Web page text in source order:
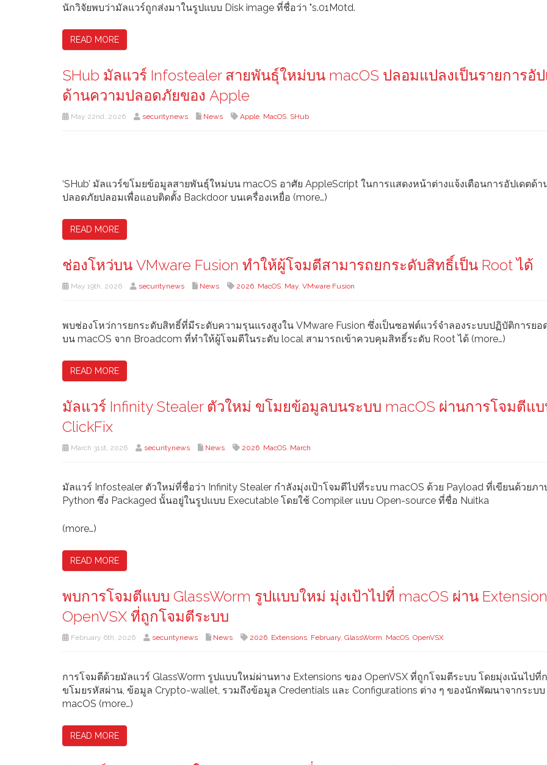
นักวิจัยพบว่ามัลแวร์ถูกส่งมาในรูปแบบ Disk image ที่ชื่อว่า "s.01M0td.
READ MORE
SHub มัลแวร์ Infostealer สายพันธุ์ใหม่บน macOS ปลอมแปลงเป็นรายการอัป
ด้านความปลอดภัยของ Apple
May 22nd, 2026 securitynews News Apple, MacOS, SHub
‘SHub’ มัลแวร์ขโมยข้อมูลสายพันธุ์ใหม่บน macOS อาศัย AppleScript ในการแสดงหน้าต่างแจ้งเตือนการอัปเดตด้า
ปลอดภัยปลอมเพื่อแอบติดตั้ง Backdoor บนเครื่องเหยื่อ (more…)
READ MORE
ช่องโหว่บน VMware Fusion ทำให้ผู้โจมตีสามารถยกระดับสิทธิ์เป็น Root ได้
May 19th, 2026 securitynews News 2026, MacOS, May, VMware Fusion
พบช่องโหว่การยกระดับสิทธิ์ที่มีระดับความรุนแรงสูงใน VMware Fusion ซึ่งเป็นซอฟต์แวร์จำลองระบบปฏิบัติการยอ
บน macOS จาก Broadcom ที่ทำให้ผู้โจมตีในระดับ local สามารถเข้าควบคุมสิทธิ์ระดับ Root ได้ (more…)
READ MORE
มัลแวร์ Infinity Stealer ตัวใหม่ ขโมยข้อมูลบนระบบ macOS ผ่านการโจมตีแ
ClickFix
March 31st, 2026 securitynews News 2026, MacOS, March
มัลแวร์ Infostealer ตัวใหม่ที่ชื่อว่า Infinity Stealer กำลังมุ่งเป้าโจมตีไปที่ระบบ macOS ด้วย Payload ที่เขียนด้วยภา
Python ซึ่ง Packaged นั้นอยู่ในรูปแบบ Executable โดยใช้ Compiler แบบ Open-source ที่ชื่อ Nuitka
(more…)
READ MORE
พบการโจมตีแบบ GlassWorm รูปแบบใหม่ มุ่งเป้าไปที่ macOS ผ่าน
OpenVSX ที่ถูกโจมตีระบบ
February 6th, 2026 securitynews News 2026, Extensions, February, GlassWorm, MacOS, OpenVSX
การโจมตีด้วยมัลแวร์ GlassWorm รูปแบบใหม่ผ่านทาง Extensions ของ OpenVSX ที่ถูกโจมตีระบบ โดยมุ่งเน้นไปที่
ขโมยรหัสผ่าน, ข้อมูล Crypto-wallet, รวมถึงข้อมูล Credentials และ Configurations ต่าง ๆ ของนักพัฒนาจากระบบ
macOS (more…)
READ MORE